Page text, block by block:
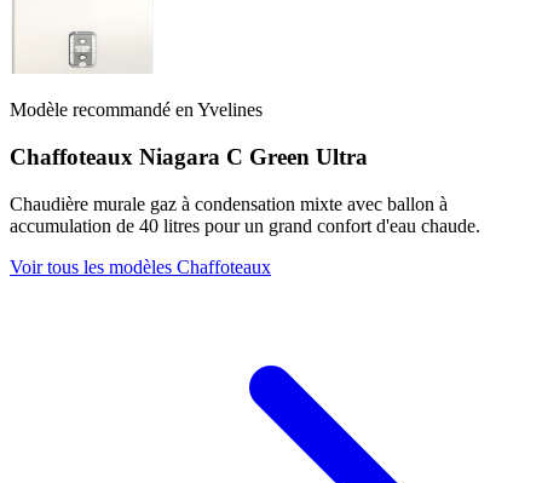
Modèle recommandé en Yvelines
Chaffoteaux Niagara C Green Ultra
Chaudière murale gaz à condensation mixte avec ballon à
accumulation de 40 litres pour un grand confort d'eau chaude.
Voir tous les modèles Chaffoteaux